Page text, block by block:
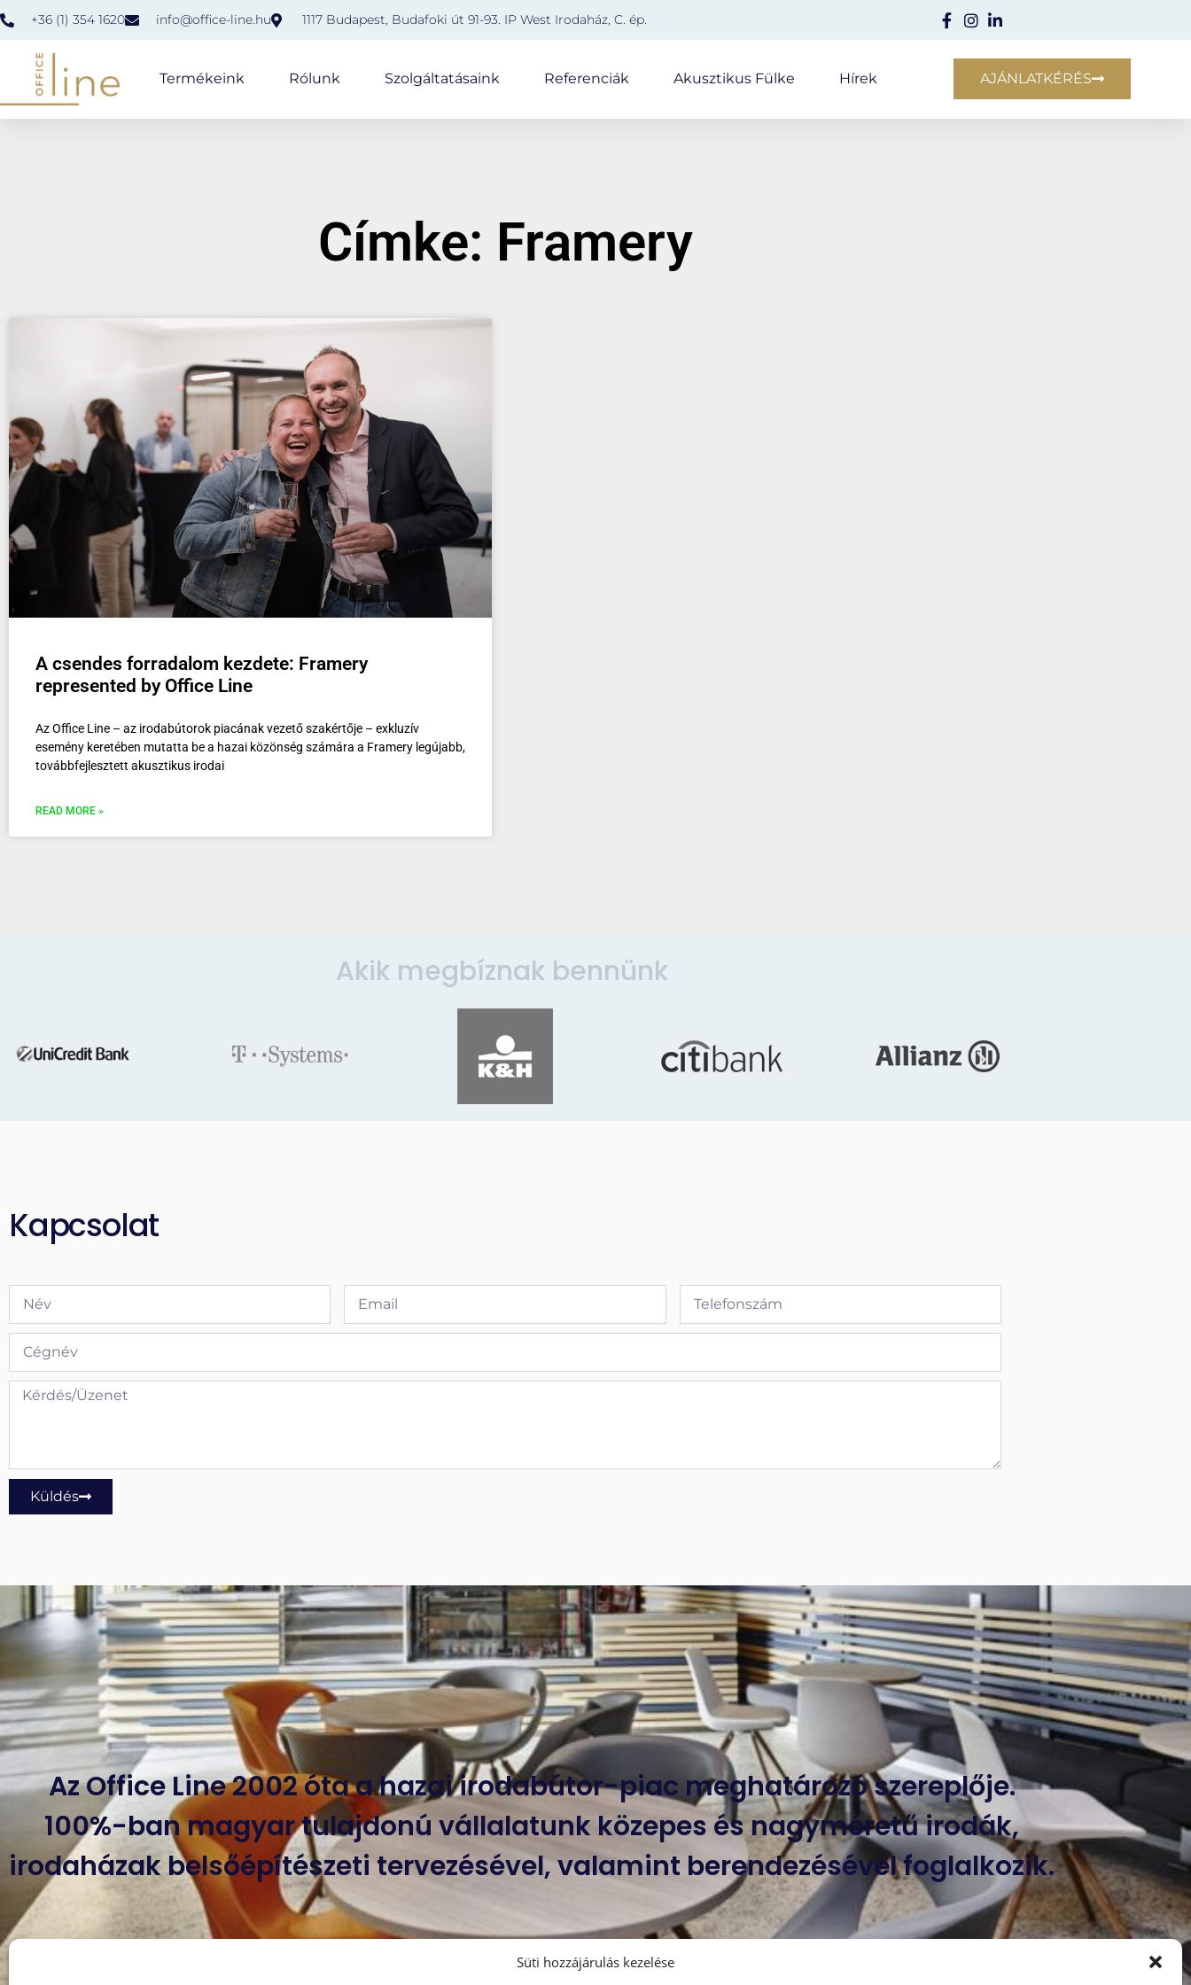
Süti hozzájárulás kezelése
+36 (1) 354 1620 info@office-line.hu 1117 Budapest, Budafoki út 91-93. IP West Irodaház, C. ép.
Termékeink Rólunk Szolgáltatásaink Referenciák Akusztikus Fülke Hírek AJÁNLATKÉRÉS
Címke: Framery
A csendes forradalom kezdete: Framery
represented by Office Line
Az Office Line – az irodabútorok piacának vezető szakértője – exkluzív
esemény keretében mutatta be a hazai közönség számára a Framery legújabb,
továbbfejlesztett akusztikus irodai
READ MORE »
Akik megbíznak bennünk
Kapcsolat
Küldés
Az Office Line 2002 óta a hazai irodabútor-piac meghatározó szereplője.
100%-ban magyar tulajdonú vállalatunk közepes és nagyméretű irodák,
irodaházak belsőépítészeti tervezésével, valamint berendezésével foglalkozik.